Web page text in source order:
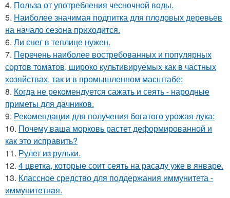
4. Польза от употребления чесночной воды.
5. Наиболее значимая подпитка для плодовых деревьев
на начало сезона приходится.
6. Ли снег в теплице нужен.
7. Перечень наиболее востребованных и популярных
сортов томатов, широко культивируемых как в частных
хозяйствах, так и в промышленном масштабе:
8. Когда не рекомендуется сажать и сеять - народные
приметы для дачников.
9. Рекомендации для получения богатого урожая лука:
10. Почему ваша морковь растет деформированной и
как это исправить?
11. Рулет из рульки.
12. 4 цветка, которые соит сеять на расаду уже в январе.
13. Классное средство для поддержания иммунитета -
иммyнитeтнaя.